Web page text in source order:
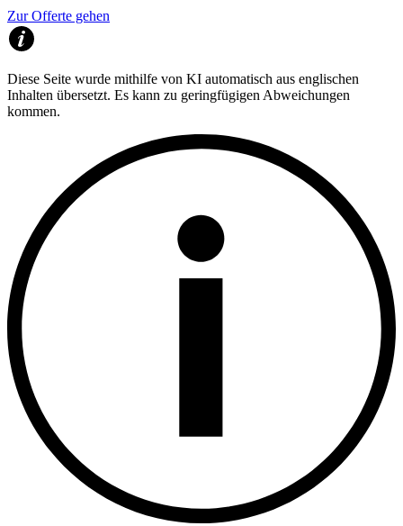
Zur Offerte gehen
Diese Seite wurde mithilfe von KI automatisch aus englischen
Inhalten übersetzt. Es kann zu geringfügigen Abweichungen
kommen.